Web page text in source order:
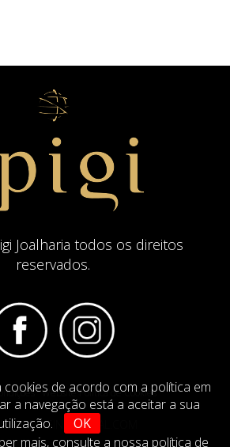
cookies de acordo com a política em
a navegação está a aceitar a sua
OK
mais, consulte a nossa política de
Joalharia todos os direitos
reservados.
Website Politica de Cookies
BYIMAGINEVIRTUAL.COM